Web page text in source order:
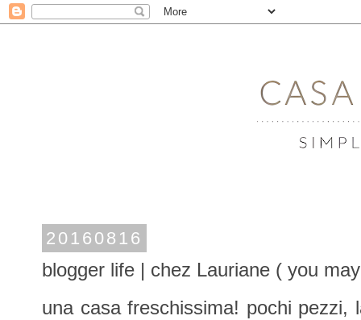
20160816
blogger life | chez Lauriane ( you
una casa freschissima! pochi